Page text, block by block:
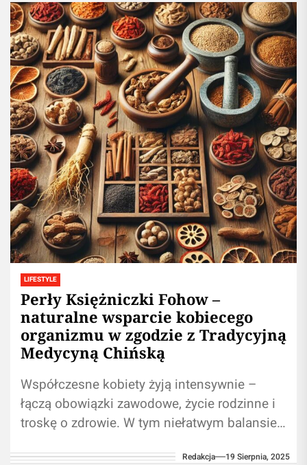
LIFESTYLE
Perły Księżniczki Fohow –
naturalne wsparcie kobiecego
organizmu w zgodzie z Tradycyjną
Medycyną Chińską
Współczesne kobiety żyją intensywnie –
łączą obowiązki zawodowe, życie rodzinne i
troskę o zdrowie. W tym niełatwym balansie
Redakcja 19 Sierpnia, 2025